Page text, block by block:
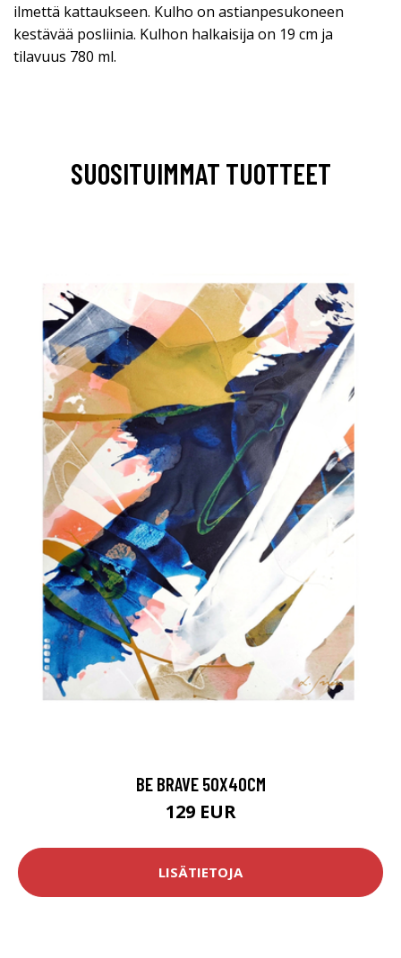
ilmettä kattaukseen. Kulho on astianpesukoneen
kestävää posliinia. Kulhon halkaisija on 19 cm ja
tilavuus 780 ml.
SUOSITUIMMAT TUOTTEET
BE BRAVE 50X40CM
129 EUR
LISÄTIETOJA